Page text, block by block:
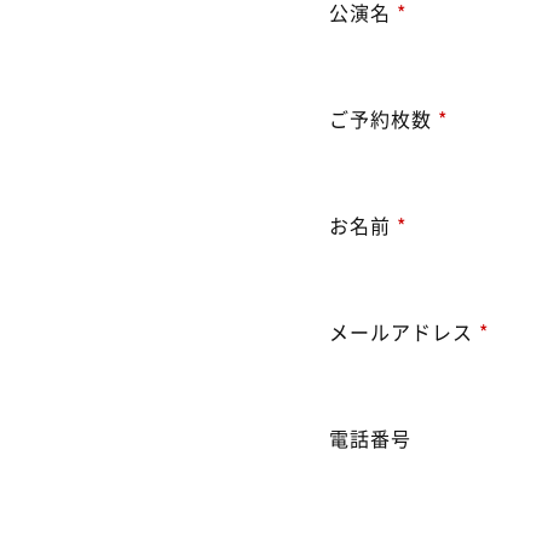
公演名 *
ご予約枚数 *
お名前 *
メールアドレス *
電話番号